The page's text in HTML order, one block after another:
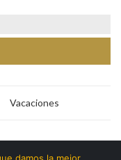
Vacaciones